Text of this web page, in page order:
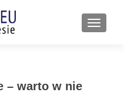
– warto w nie